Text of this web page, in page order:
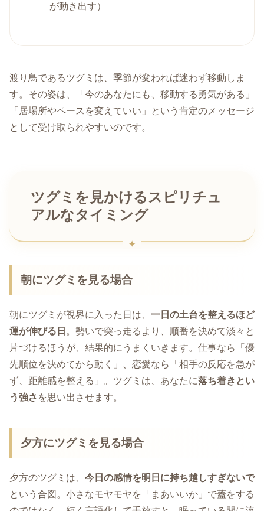
が動き出す）
渡り鳥であるツグミは、季節が変われば迷わず移動しま
す。その姿は、「今のあなたにも、移動する勇気がある」
「居場所やペースを変えていい」という肯定のメッセージ
として受け取られやすいのです。
ツグミを見かけるスピリチュ
アルなタイミング
朝にツグミを見る場合
朝にツグミが視界に入った日は、 一日の土台を整えるほど
運が伸びる日 。勢いで突っ走るより、順番を決めて淡々と
片づけるほうが、結果的にうまくいきます。仕事なら「優
先順位を決めてから動く」、恋愛なら「相手の反応を急が
ず、距離感を整える」。ツグミは、あなたに落ち着きとい
う強さ を思い出させます。
夕方にツグミを見る場合
夕方のツグミは、 今日の感情を明日に持ち越しすぎないで
という合図。小さなモヤモヤを「まあいいか」で蓋をする